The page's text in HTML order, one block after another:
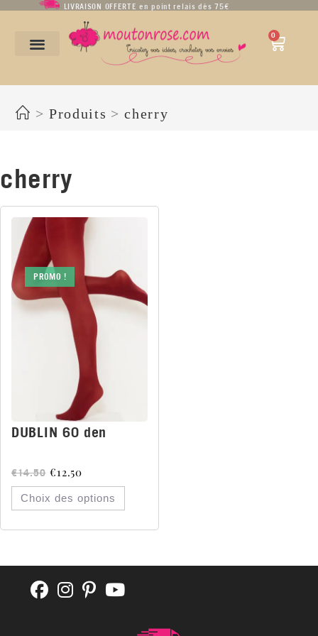
LIVRAISON OFFERTE en point relais dès 75€
0
> Produits > cherry
cherry
PROMO !
DUBLIN 60 den
€14.50 €12.50
Choix des options